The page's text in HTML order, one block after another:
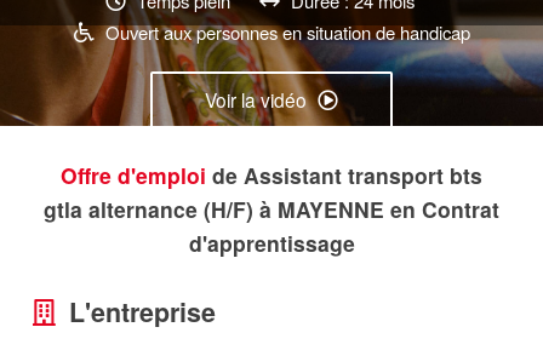
Ouvert aux personnes en situation de handicap
Voir la vidéo
Postuler
Offre d'emploi de Assistant transport bts
gtla alternance (H/F) à MAYENNE en Contrat
d'apprentissage
L'entreprise